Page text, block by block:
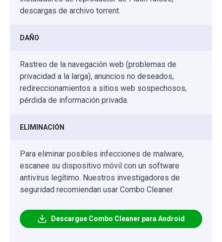
descargas de archivo torrent.
DAÑO
Rastreo de la navegación web (problemas de
privacidad a la larga), anuncios no deseados,
redireccionamientos a sitios web sospechosos,
pérdida de información privada.
ELIMINACIÓN
Para eliminar posibles infecciones de malware,
escanee su dispositivo móvil con un software
antivirus legítimo. Nuestros investigadores de
seguridad recomiendan usar Combo Cleaner.
Descargue Combo Cleaner para Android